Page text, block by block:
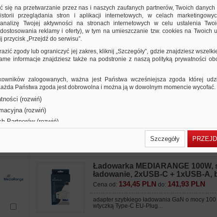
adapter szybkiego ładowania GaN o mocy
Type-C EU-Plug…
ładowanie, 2xUSB-A, biały
Cena od: 22,80 PLNdo:24,07 PLN
adapter szybkiego ładowania 12W, z wtyczką
Plug…
adapter szybkiego ładowania GaN o mocy
Ładowarka MEDIARANGE 100W,
ładowanie, 2xUSB-C + 1xUSB-A,
Cena od: 134,45 PLN do: 141,93 PLN
adapter szybkiego ładowania GaN o mocy 100
wtyczką Type-C EU-Plug…
się na przetwarzanie przez nas i naszych zaufanych partnerów, Twoich danych
przeglądania stron i aplikacji internetowych, w celach
Twojej aktywności na stronach internetowych w celu ustalenia
reklamy i oferty), w tym na umieszczanie tzw. cookies na Twoich
przycisk „Przejdź do serwisu”.
zgody lub ograniczyć jej zakres, kliknij „Szczegóły”, gdzie znajdziesz
informacje znajdziesz także na podstronie z naszą polityką prywatności
zalogowanych, ważna jest Państwa wcześniejsza zgoda której
Państwa zgoda jest dobrowolna i można ją w dowolnym momencie wycofać.
(rozwiń)
(rozwiń)
Partnerów (rozwiń)
Szczegóły